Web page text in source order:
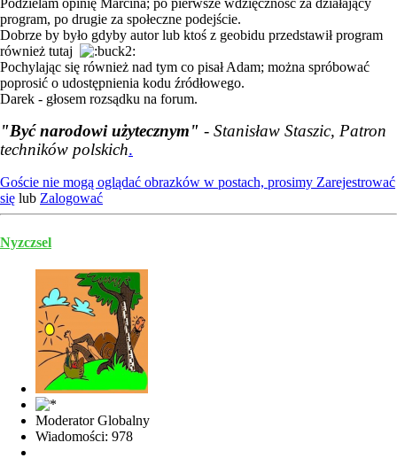
Podzielam opinię Marcina; po pierwsze wdzięczność za działający
program, po drugie za społeczne podejście.
Dobrze by było gdyby autor lub ktoś z geobidu przedstawił program
również tutaj
Pochylając się również nad tym co pisał Adam; można spróbować
poprosić o udostępnienia kodu źródłowego.
Darek - głosem rozsądku na forum.
"Być narodowi użytecznym" - Stanisław Staszic, Patron
techników polskich.
Goście nie mogą oglądać obrazków w postach, prosimy Zarejestrować
się lub Zalogować
Nyzczsel
Moderator Globalny
Wiadomości: 978